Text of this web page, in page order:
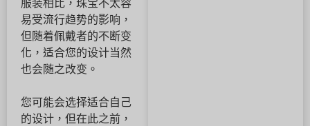
服装相比，珠宝不太容
易受流行趋势的影响，
但随着佩戴者的不断变
化，适合您的设计当然
也会随之改变。
您可能会选择适合自己
的设计，但在此之前，